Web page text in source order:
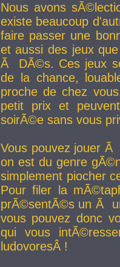
Nous avons
existe beaucoup
faire passer une
et aussi des jeux
Ã DÃ©s. Ces jeux
de la chance,
proche de chez
petit prix et
soirÃ©e sans vous
Vous pouvez jouer
on est du genre
simplement piocher
Pour filer la
prÃ©sentÃ©s un Ã
vous pouvez donc
qui vous
ludovoresÂ !